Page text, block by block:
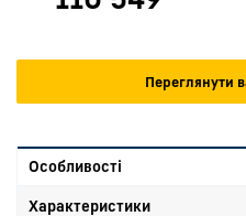
Переглянути
Особливості
Характеристики